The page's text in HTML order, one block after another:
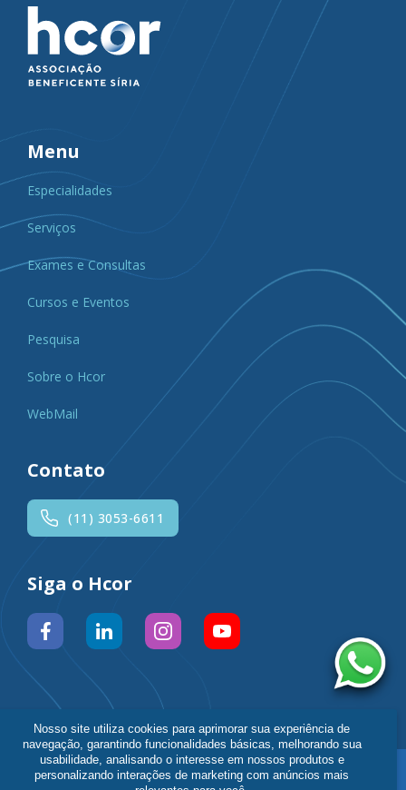
Menu
Especialidades
Serviços
Exames e Consultas
Cursos e Eventos
Pesquisa
Sobre o Hcor
WebMail
Contato
(11) 3053-6611
Siga o Hcor
Política de Privacidade | Fale Conosco
Nosso site utiliza cookies para aprimorar sua experiência de
navegação, garantindo funcionalidades básicas, melhorando sua
usabilidade, analisando o interesse em nossos produtos e
personalizando interações de marketing com anúncios mais